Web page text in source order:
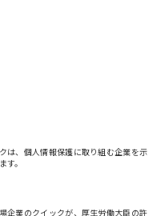
は、個人情報保護に取り組む企業を示
。
企業のクイックが、厚生労働大臣の許